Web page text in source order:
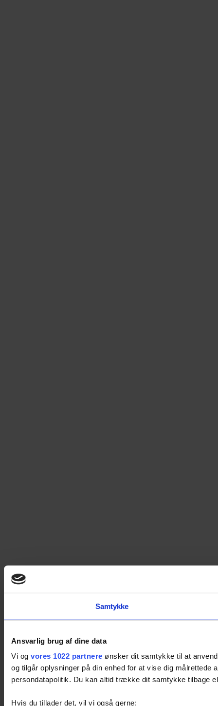
Samtykke
Ansvarlig brug af dine data
Vi og vores 1022 partnere ønsker dit samtykke til at
og tilgår oplysninger på din enhed for at vise dig
persondatapolitik. Du kan altid trække dit samtykke tilbage
Hvis du tillader det, vil vi også gerne: